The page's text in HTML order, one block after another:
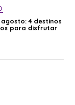
4 destinos
para disfrutar